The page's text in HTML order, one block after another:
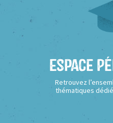
Espace
Retrouvez
thématiques